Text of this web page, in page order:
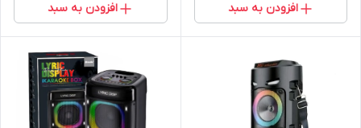
افزودن به سبد افزودن به سبد